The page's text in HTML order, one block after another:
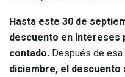
Hasta este 30 de
descuento en intereses
contado. Después de
diciembre, el descuento